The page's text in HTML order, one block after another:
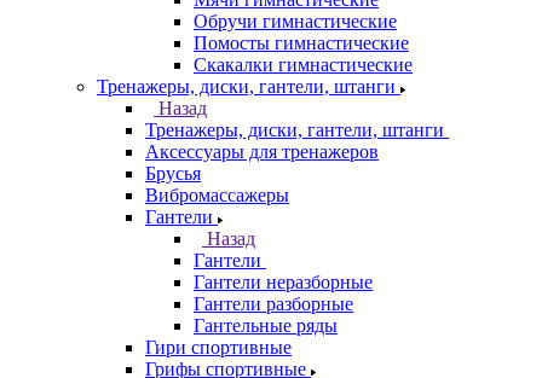
Обручи гимнастические
Помосты гимнастические
Скакалки гимнастические
Тренажеры, диски, гантели, штанги
Назад
Тренажеры, диски, гантели, штанги
Аксессуары для тренажеров
Брусья
Вибромассажеры
Гантели
Назад
Гантели
Гантели неразборные
Гантели разборные
Гантельные ряды
Гири спортивные
Грифы спортивные